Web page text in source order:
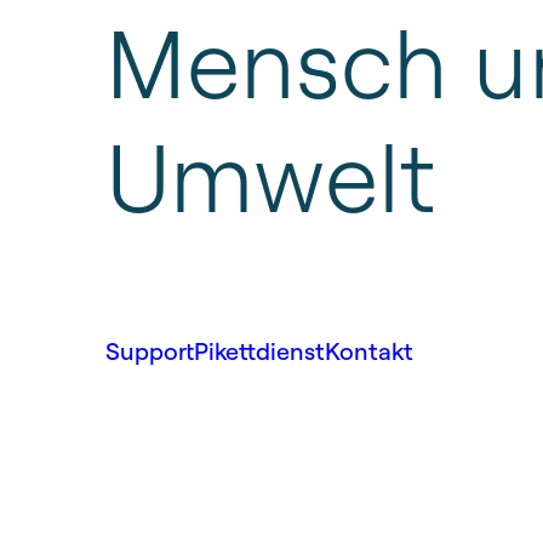
Mensch
Umwelt
SupportPikettdienstKontakt